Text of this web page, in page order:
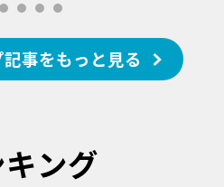
事をもっと見る
ング